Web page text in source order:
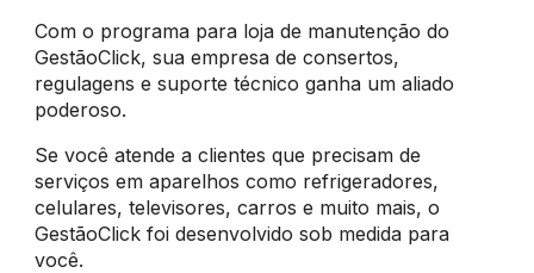
Com o programa para loja de manutenção do
GestãoClick, sua empresa de consertos,
regulagens e suporte técnico ganha um aliado
poderoso.
Se você atende a clientes que precisam de
serviços em aparelhos como refrigeradores,
celulares, televisores, carros e muito mais, o
GestãoClick foi desenvolvido sob medida para
você.